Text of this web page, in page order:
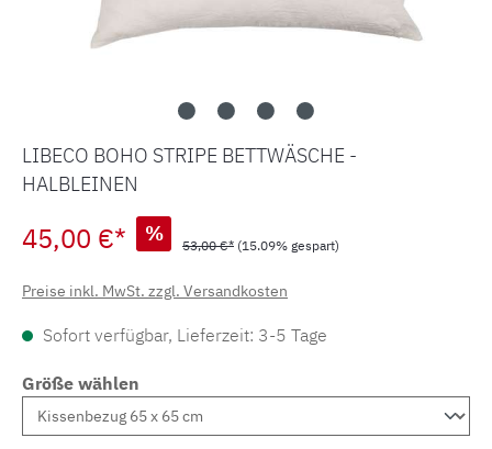
LIBECO BOHO STRIPE BETTWÄSCHE -
HALBLEINEN
45,00 €* % 53,00 €* (15.09% gespart)
Preise inkl. MwSt. zzgl. Versandkosten
Sofort verfügbar, Lieferzeit: 3-5 Tage
Größe wählen